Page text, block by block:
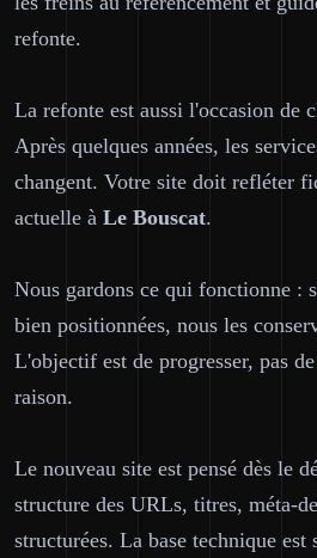
refonte.
La refonte est aussi l'occasion de
Après quelques années, les
changent. Votre site doit refléter
actuelle à Le Bouscat.
Nous gardons ce qui fonctionne :
bien positionnées, nous les
L'objectif est de progresser, pas
raison.
Le nouveau site est pensé dès le
structure des URLs, titres, méta-
structurées. La base technique